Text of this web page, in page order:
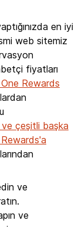
en iyi
web sitemiz
fiyatları
Rewards
çeşitli başka
ve
ve